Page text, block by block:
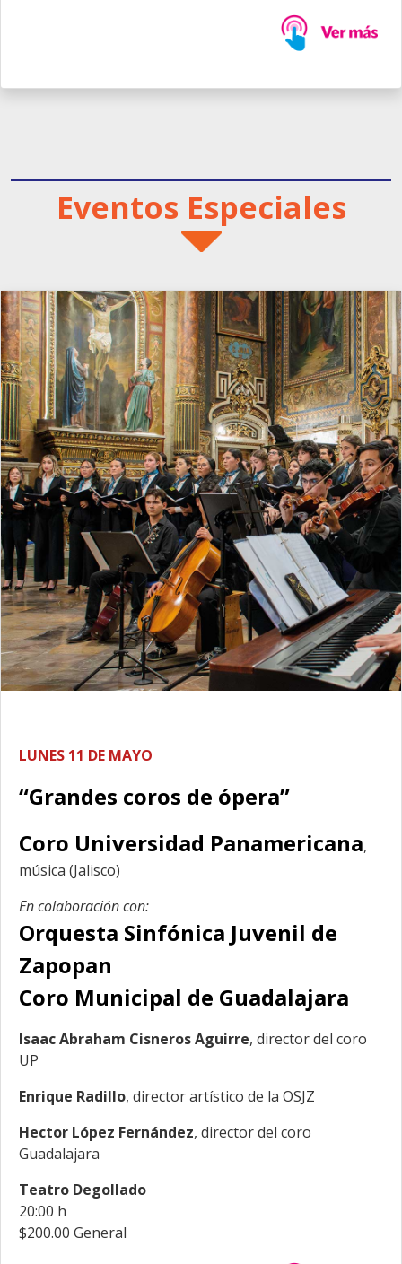
Eventos Especiales
LUNES 11 DE MAYO
“Grandes coros de ópera”
Coro Universidad Panamericana,
música (Jalisco)
En colaboración con:
Orquesta Sinfónica Juvenil de
Zapopan
Coro Municipal de Guadalajara
Isaac Abraham Cisneros Aguirre, director del coro
UP
Enrique Radillo, director artístico de la OSJZ
Hector López Fernández, director del coro
Guadalajara
Teatro Degollado
20:00 h
$200.00 General